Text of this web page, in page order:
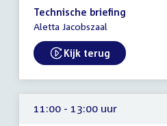
11:00
-
uur
Technische briefing
Aletta Jacobszaal
External link:
Kijk terug
11:00 - 13:00 uur